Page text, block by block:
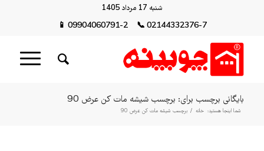
شنبه 17 مرداد 1405
02144332376-7
📞
09904060791-2
📱
بایگانی برچسب برای: برچسب شیشه مات کن عرض 90
شما اینجا هستید: خانه / برچسب شیشه مات کن عرض 90